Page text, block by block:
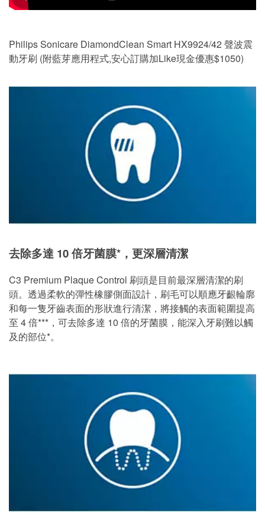
Philips Sonicare DiamondClean Smart HX9924/42 聲波震
動牙刷 (附藍芽應用程式,安心訂購加Like現金優惠$1050)
去除多達 10 倍牙菌膜*，更深層清潔
C3 Premium Plaque Control 刷頭是目前最深層清潔的刷
頭。透過柔軟的彈性橡膠側面設計，刷毛可以順應牙齦輪廓
和每一隻牙齒表面的形狀進行清潔，將接觸的表面範圍提高
至 4 倍***，可去除多達 10 倍的牙菌膜，能深入牙刷難以觸
及的部位*。